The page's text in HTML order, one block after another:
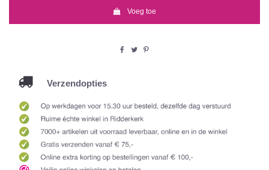
Voeg toe
Verzendopties